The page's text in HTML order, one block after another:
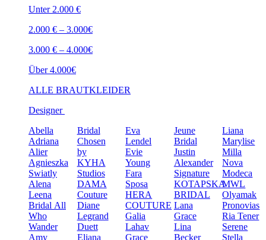
Unter 2.000 €
2.000 € – 3.000€
3.000 € – 4.000€
Über 4.000€
ALLE BRAUTKLEIDER
Designer
Abella
Adriana
Alier
Agnieszka
Swiatly
Alena
Leena
Bridal All
Who
Wander
Amy
Bridal
Chosen
by
KYHA
Studios
DAMA
Couture
Diane
Legrand
Duett
Eliana
Eva
Lendel
Evie
Young
Fara
Sposa
HERA
COUTURE
Galia
Lahav
Grace
Jeune
Bridal
Justin
Alexander
Signature
KOTAPSKA
BRIDAL
Lana
Grace
Lina
Becker
Liana
Marylise
Milla
Nova
Modeca
MWL
Olyamak
Pronovias
Ria Tener
Serene
Stella